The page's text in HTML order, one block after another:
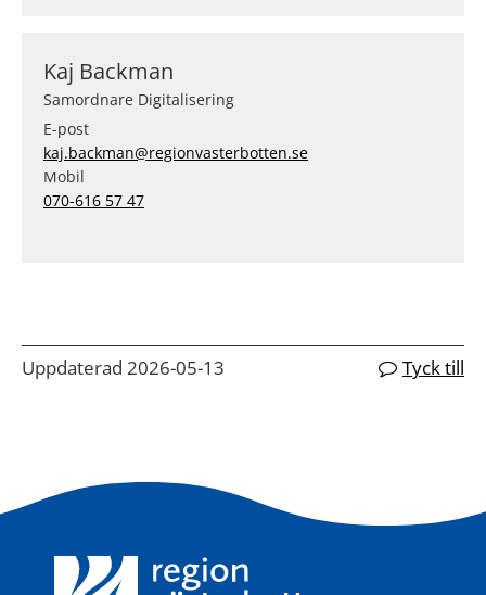
Kaj Backman
Samordnare Digitalisering
E-post
kaj.backman@regionvasterbotten.se
Mobil
070-616 57 47
Uppdaterad 2026-05-13 Tyck till